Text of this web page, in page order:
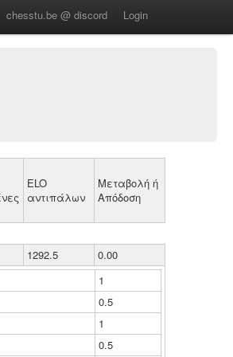
chesstu.be @ discord Login
ELO
αντιπάλων
Μεταβολή ή
Απόδοση
1292.5
0.00
1
0.5
1
0.5